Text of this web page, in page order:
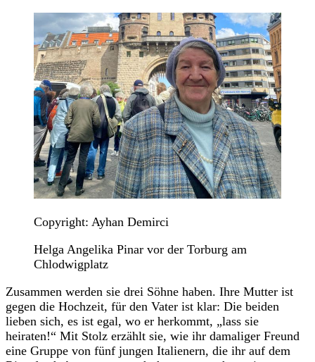
Copyright: Ayhan Demirci
Helga Angelika Pinar vor der Torburg am
Chlodwigplatz
Zusammen werden sie drei Söhne haben. Ihre Mutter ist
gegen die Hochzeit, für den Vater ist klar: Die beiden
lieben sich, es ist egal, wo er herkommt, „lass sie
heiraten!“ Mit Stolz erzählt sie, wie ihr damaliger Freund
eine Gruppe von fünf jungen Italienern, die ihr auf dem